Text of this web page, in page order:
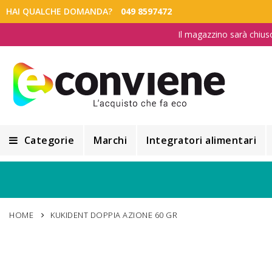
HAI QUALCHE DOMANDA? 049 8597472
Il magazzino sarà
Categorie
Alimentazione e Dietetica
Marchi Integratori alimentari
HOME KUKIDENT DOPPIA AZIONE 60 GR